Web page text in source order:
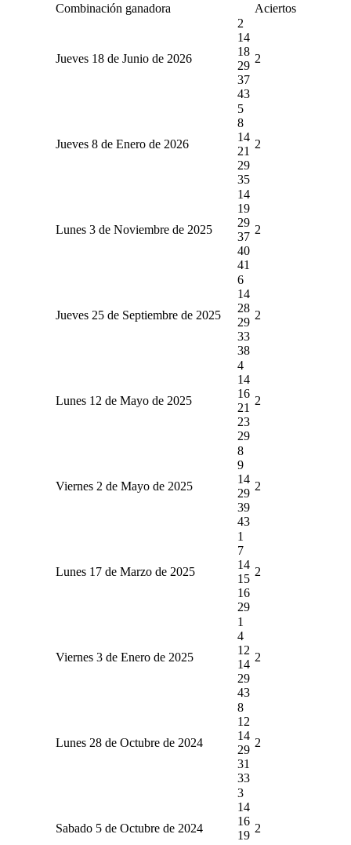
Combinación ganadora Aciertos
Jueves 18 de Junio de 2026
2
14
18
29
37
43
2
Jueves 8 de Enero de 2026
5
8
14
21
29
35
2
Lunes 3 de Noviembre de 2025
14
19
29
37
40
41
2
Jueves 25 de Septiembre de 2025
6
14
28
29
33
38
2
Lunes 12 de Mayo de 2025
4
14
16
21
23
29
2
Viernes 2 de Mayo de 2025
8
9
14
29
39
43
2
Lunes 17 de Marzo de 2025
1
7
14
15
16
29
2
Viernes 3 de Enero de 2025
1
4
12
14
29
43
2
Lunes 28 de Octubre de 2024
8
12
14
29
31
33
2
Sabado 5 de Octubre de 2024
3
14
16
19
2